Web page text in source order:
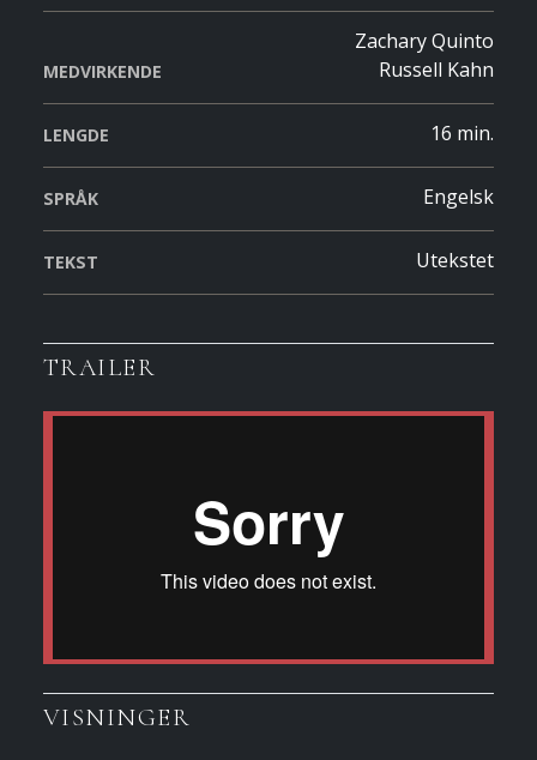
MEDVIRKENDE
Zachary Quinto
Russell Kahn
LENGDE 16 min.
SPRÅK Engelsk
TEKST Utekstet
TRAILER
VISNINGER